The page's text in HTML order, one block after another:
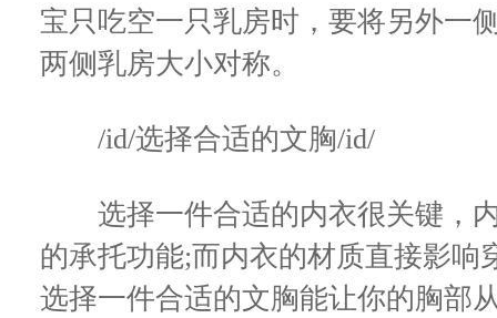
宝只吃空一只乳房时，要将另外一
两侧乳房大小对称。
/id/选择合适的文胸/id/
选择一件合适的内衣很关键，内
的承托功能;而内衣的材质直接影响
选择一件合适的文胸能让你的胸部